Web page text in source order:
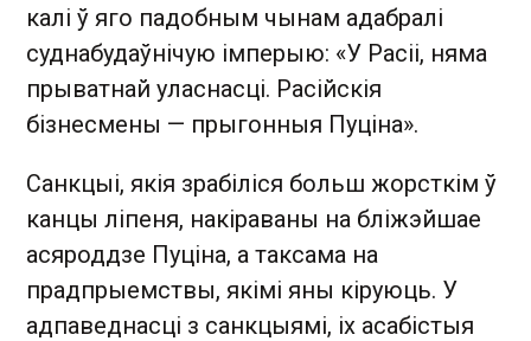
калі ў яго падобным чынам адабралі
суднабудаўнічую імперыю: «У Расіі, няма
прыватнай уласнасці. Расійскія
бізнесмены — прыгонныя Пуціна».
Санкцыі, якія зрабіліся больш жорсткім ў
канцы ліпеня, накіраваны на бліжэйшае
асяроддзе Пуціна, а таксама на
прадпрыемствы, якімі яны кіруюць. У
адпаведнасці з санкцыямі, іх асабістыя